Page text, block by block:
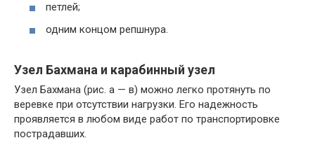
петлей;
одним концом репшнура.
Узел Бахмана и карабинный узел
Узел Бахмана (рис. а — в) можно легко протянуть по
веревке при отсутствии нагрузки. Его надежность
проявляется в любом виде работ по транспортировке
пострадавших.